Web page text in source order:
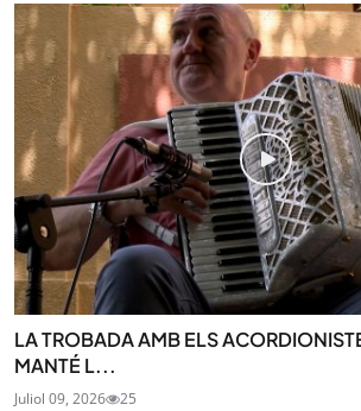
LA TROBADA AMB ELS
MANTÉ L...
Juliol 09, 2026 25